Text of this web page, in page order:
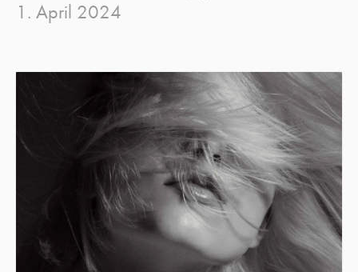
1. April 2024